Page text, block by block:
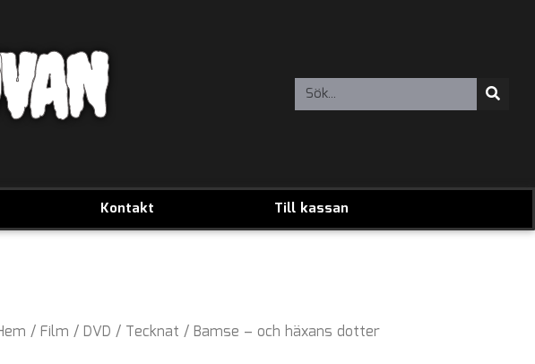
Kontakt Till kassan
/ Film / DVD / Tecknat / Bamse – och häxans dotter